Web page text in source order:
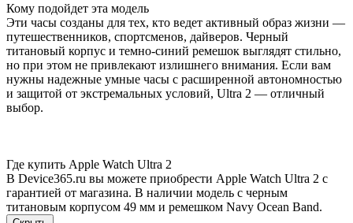
Кому подойдет эта модель
Эти часы созданы для тех, кто ведет активный образ жизни —
путешественников, спортсменов, дайверов. Черный
титановый корпус и темно-синий ремешок выглядят стильно,
но при этом не привлекают излишнего внимания. Если вам
нужны надежные умные часы с расширенной автономностью
и защитой от экстремальных условий, Ultra 2 — отличный
выбор.
Где купить Apple Watch Ultra 2
В Device365.ru вы можете приобрести Apple Watch Ultra 2 с
гарантией от магазина. В наличии модель с черным
титановым корпусом 49 мм и ремешком Navy Ocean Band.